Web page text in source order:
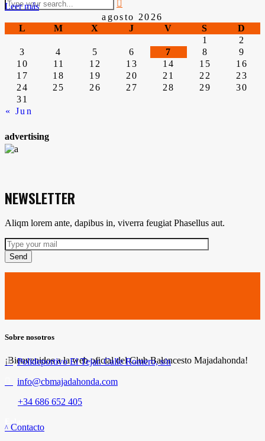
Leer más
agosto 2026
L
M X J V S D
« Jun
1
2
3
4 5 6 7 8
9
10
11 12 13 14 15
16
17
18 19 20 21 22
23
24
25 26 27 28 29
30
31
advertising
NEWSLETTER
Aliqm lorem ante, dapibus in, viverra feugiat Phasellus aut.
Send
Sobre nosotros
¡Bienvenidos a la web oficial del Club Baloncesto Majadahonda!
Polideportivo El Tejar. Calle Romero, s/n
info@cbmajadahonda.com
+34 686 652 405
Contacto